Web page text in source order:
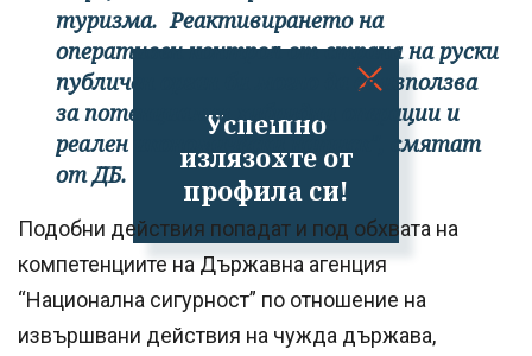
Успешно
излязохте от
профила си!
туризма. Реактивирането на
оперативен контрол от страна на руски
публичен орган би могло да се използва
за потенциални хибридни операции и
реален икономически натиск", смятат
от ДБ.
Подобни действия попадат и под обхвата на
компетенциите на Държавна агенция
“Национална сигурност” по отношение на
извършвани действия на чужда държава,